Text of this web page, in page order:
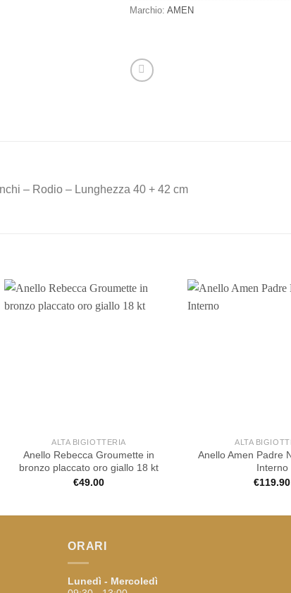
Marchio: AMEN
– Rodio – Lunghezza 40 + 42 cm
ALTA BIGIOTTERIA
Anello Rebecca Groumette in
bronzo placcato oro giallo 18 kt
€49.00
ALTA
Anello Amen Padre
Interno
€119.90
ORARI
Lunedì - Mercoledì